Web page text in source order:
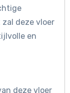
deze vloer
en
deze vloer